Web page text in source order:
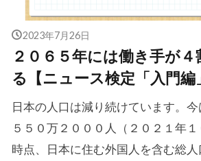
2023年7月26日
２０６５年には働き手が４
る【ニュース検定「入門編
日本の人口は減り続けています。今
５５０万２０００人（２０２１年１
時点、日本に住む外国人を含む総